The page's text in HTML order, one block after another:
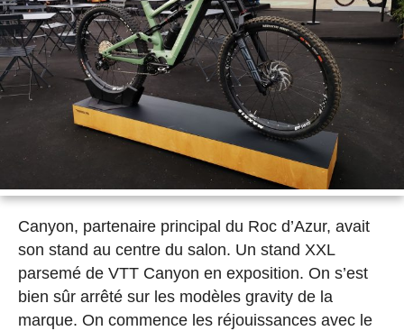
Canyon, partenaire principal du Roc d’Azur, avait
son stand au centre du salon. Un stand XXL
parsemé de VTT Canyon en exposition. On s’est
bien sûr arrêté sur les modèles gravity de la
marque. On commence les réjouissances avec le